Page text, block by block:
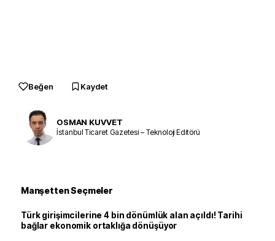
Beğen Kaydet
OSMAN KUVVET
İstanbul Ticaret Gazetesi – Teknoloji Editörü
Manşetten Seçmeler
Türk girişimcilerine 4 bin dönümlük alan açıldı! Tarihi
bağlar ekonomik ortaklığa dönüşüyor